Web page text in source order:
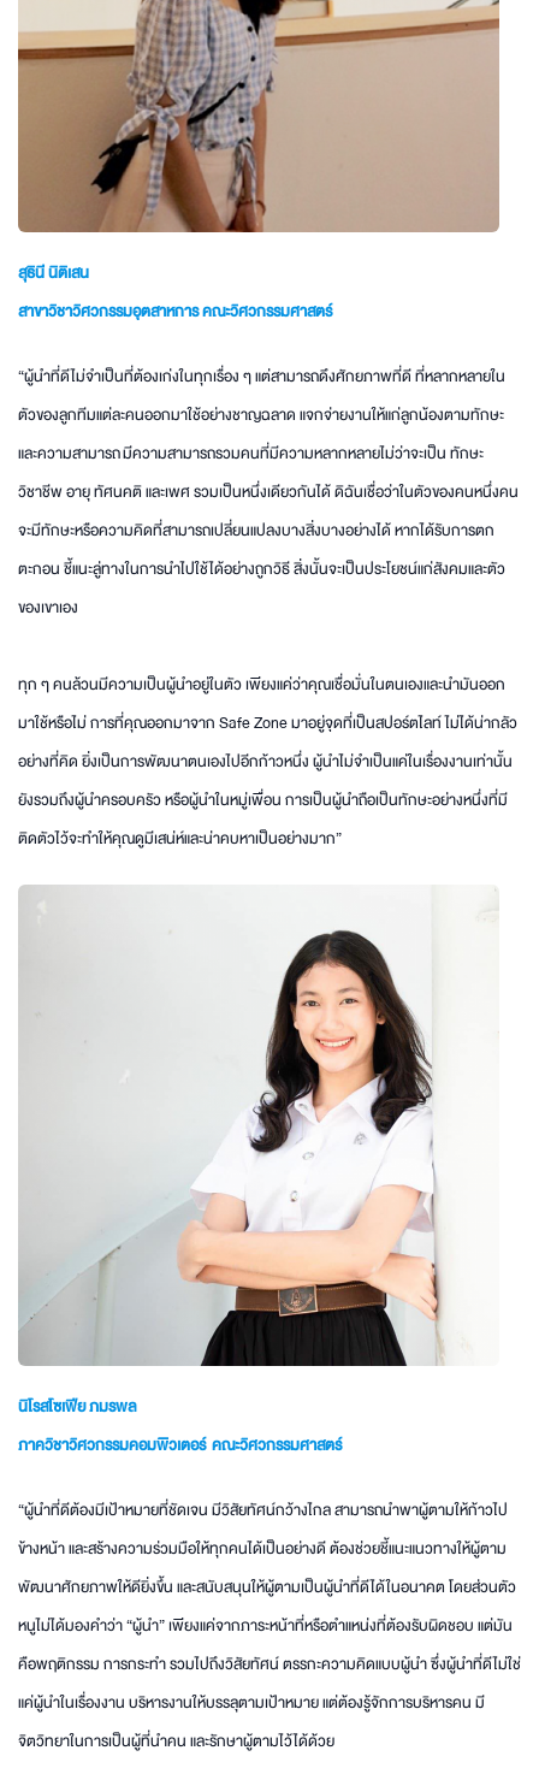
สุธินี นิติเสน
สาขาวิชาวิศวกรรมอุตสาหการ คณะวิศวกรรมศาสตร์
“ผู้นำที่ดีไม่จำเป็นที่ต้องเก่งในทุกเรื่อง ๆ แต่สามารถดึงศักยภาพที่ดี ที่หลากหลายใน
ตัวของลูกทีมแต่ละคนออกมาใช้อย่างชาญฉลาด แจกจ่ายงานให้แก่ลูกน้องตามทักษะ
และความสามารถ มีความสามารถรวมคนที่มีความหลากหลายไม่ว่าจะเป็น ทักษะ
วิชาชีพ อายุ ทัศนคติ และเพศ รวมเป็นหนึ่งเดียวกันได้ ดิฉันเชื่อว่าในตัวของคนหนึ่งคน
จะมีทักษะหรือความคิดที่สามารถเปลี่ยนแปลงบางสิ่งบางอย่างได้ หากได้รับการตก
ตะกอน ชี้แนะลู่ทางในการนำไปใช้ได้อย่างถูกวิธี สิ่งนั้นจะเป็นประโยชน์แก่สังคมและตัว
ของเขาเอง
ทุก ๆ คนล้วนมีความเป็นผู้นำอยู่ในตัว เพียงแค่ว่าคุณเชื่อมั่นในตนเองและนำมันออก
มาใช้หรือไม่ การที่คุณออกมาจาก Safe Zone มาอยู่จุดที่เป็นสปอร์ตไลท์ ไม่ได้น่ากลัว
อย่างที่คิด ยิ่งเป็นการพัฒนาตนเองไปอีกก้าวหนึ่ง ผู้นำไม่จำเป็นแค่ในเรื่องงานเท่านั้น
ยังรวมถึงผู้นำครอบครัว หรือผู้นำในหมู่เพื่อน การเป็นผู้นำถือเป็นทักษะอย่างหนึ่งที่มี
ติดตัวไว้จะทำให้คุณดูมีเสน่ห์และน่าคบหาเป็นอย่างมาก”
นิโรสโซเฟีย ภมรพล
ภาควิชาวิศวกรรมคอมพิวเตอร์ คณะวิศวกรรมศาสตร์
“ผู้นำที่ดีต้องมีเป้าหมายที่ชัดเจน มีวิสัยทัศน์กว้างไกล สามารถนำพาผู้ตามให้ก้าวไป
ข้างหน้า และสร้างความร่วมมือให้ทุกคนได้เป็นอย่างดี ต้องช่วยชี้แนะแนวทางให้ผู้ตาม
พัฒนาศักยภาพให้ดียิ่งขึ้น และสนับสนุนให้ผู้ตามเป็นผู้นำที่ดีได้ในอนาคต โดยส่วนตัว
หนูไม่ได้มองคำว่า “ผู้นำ” เพียงแค่จากภาระหน้าที่หรือตำแหน่งที่ต้องรับผิดชอบ แต่มัน
คือพฤติกรรม การกระทำ รวมไปถึงวิสัยทัศน์ ตรรกะความคิดแบบผู้นำ ซึ่งผู้นำที่ดีไม่ใช่
แค่ผู้นำในเรื่องงาน บริหารงานให้บรรลุตามเป้าหมาย แต่ต้องรู้จักการบริหารคน มี
จิตวิทยาในการเป็นผู้ที่นำคน และรักษาผู้ตามไว้ได้ด้วย